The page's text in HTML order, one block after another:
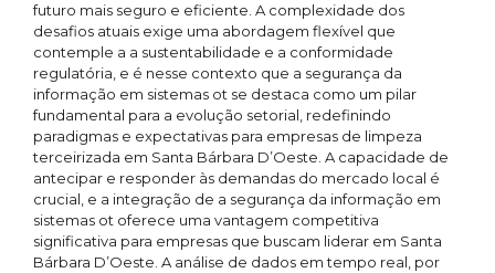
futuro mais seguro e eficiente. A complexidade dos
desafios atuais exige uma abordagem flexível que
contemple a a sustentabilidade e a conformidade
regulatória, e é nesse contexto que a segurança da
informação em sistemas ot se destaca como um pilar
fundamental para a evolução setorial, redefinindo
paradigmas e expectativas para empresas de limpeza
terceirizada em Santa Bárbara D’Oeste. A capacidade de
antecipar e responder às demandas do mercado local é
crucial, e a integração de a segurança da informação em
sistemas ot oferece uma vantagem competitiva
significativa para empresas que buscam liderar em Santa
Bárbara D’Oeste. A análise de dados em tempo real, por